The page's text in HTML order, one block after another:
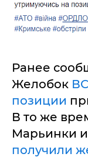
Ранее
Желобок
позиции
В то же
Марьинки
получили